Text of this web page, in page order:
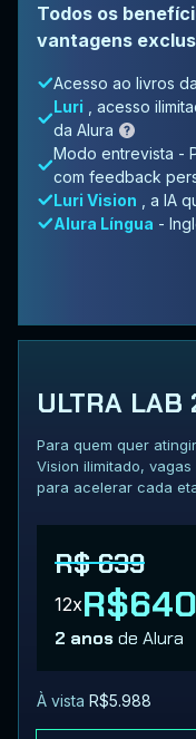
Todos os
vantagens
Acesso ao livros
Luri
, acesso
da Alura
Modo entrevista -
com feedback
Luri Vision
, a IA
Alura Língua -
ULTRA LAB
Para quem quer
Vision ilimitado,
para acelerar cada
R$ 639
12xR$640
2 anosde Alura
À vista R$5.988